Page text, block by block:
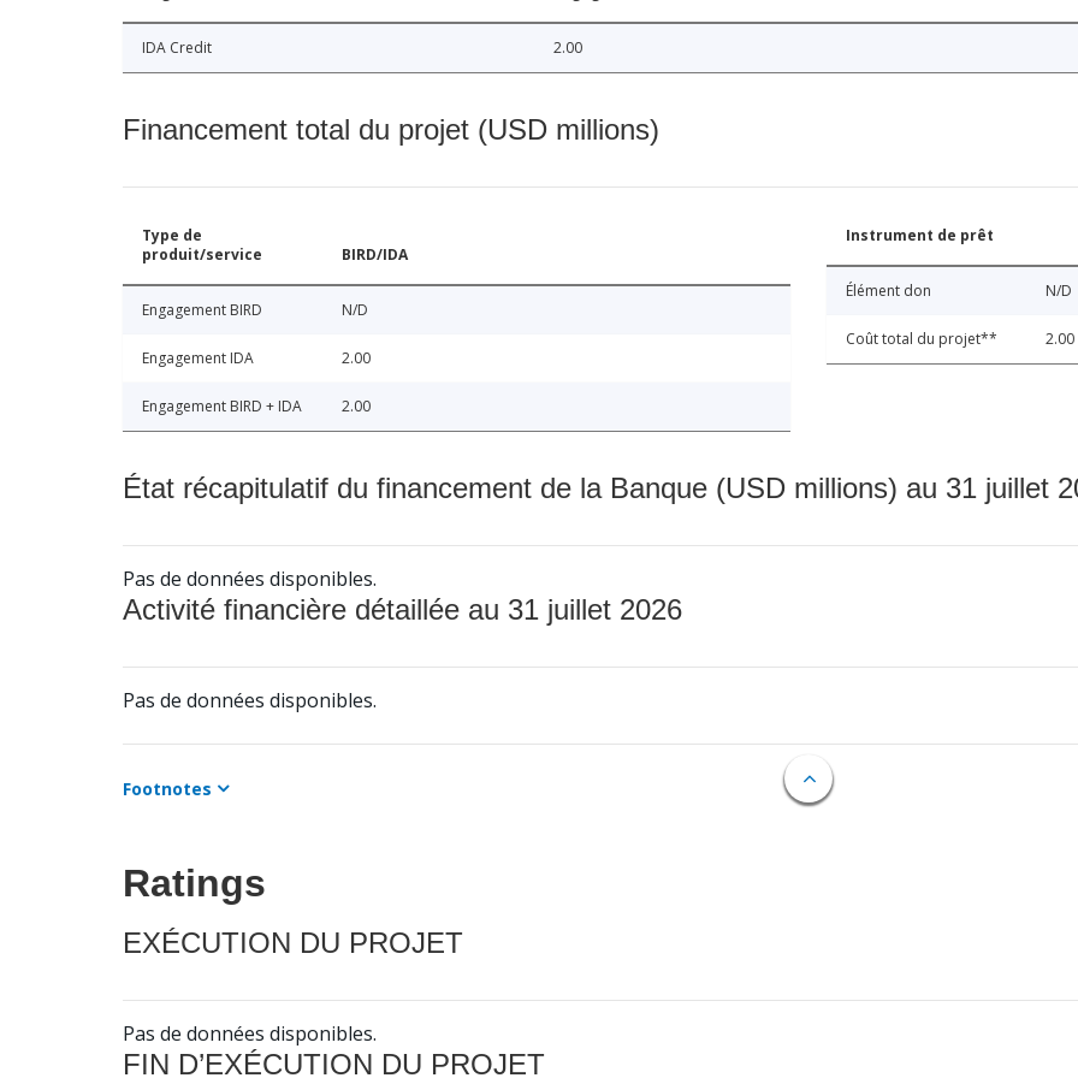
IDA Credit 2.00
Financement total du projet (USD millions)
Type de
produit/service
BIRD/IDA
Engagement BIRD N/D
Engagement IDA 2.00
Engagement BIRD + IDA 2.00
Instrument de prêt
Élément don N/D
Coût total du projet** 2.00
État récapitulatif du financement de la Banque (USD millions) au 31 juillet
Pas de données disponibles.
Activité financière détaillée au 31 juillet 2026
Pas de données disponibles.
Footnotes
Ratings
EXÉCUTION DU PROJET
Pas de données disponibles.
FIN D’EXÉCUTION DU PROJET